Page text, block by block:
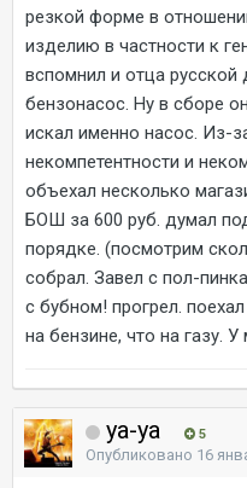
резкой форме в
изделию в частности к
вспомнил и отца русской
бензонасос. Ну в сборе
искал именно насос. Из-
некомпетентности и
объехал несколько
БОШ за 600 руб. думал
порядке. (посмотрим
собрал. Завел с пол-
с бубном! прогрел.
на бензине, что на газу.
ya-ya 5
Опубликовано 16